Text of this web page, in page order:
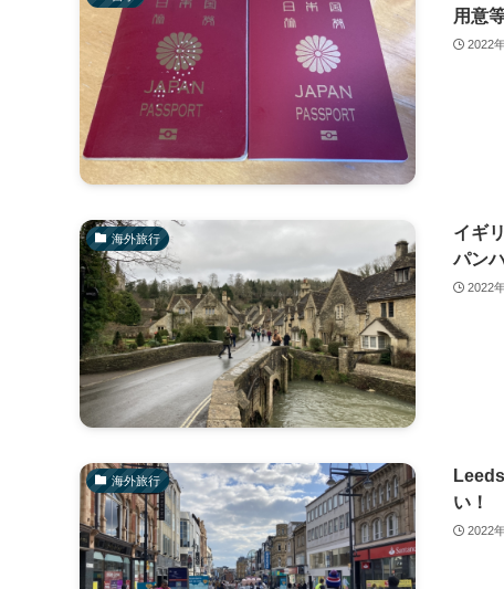
用意
2022
海外旅行
イギ
パン
2022
海外旅行
い！
2022